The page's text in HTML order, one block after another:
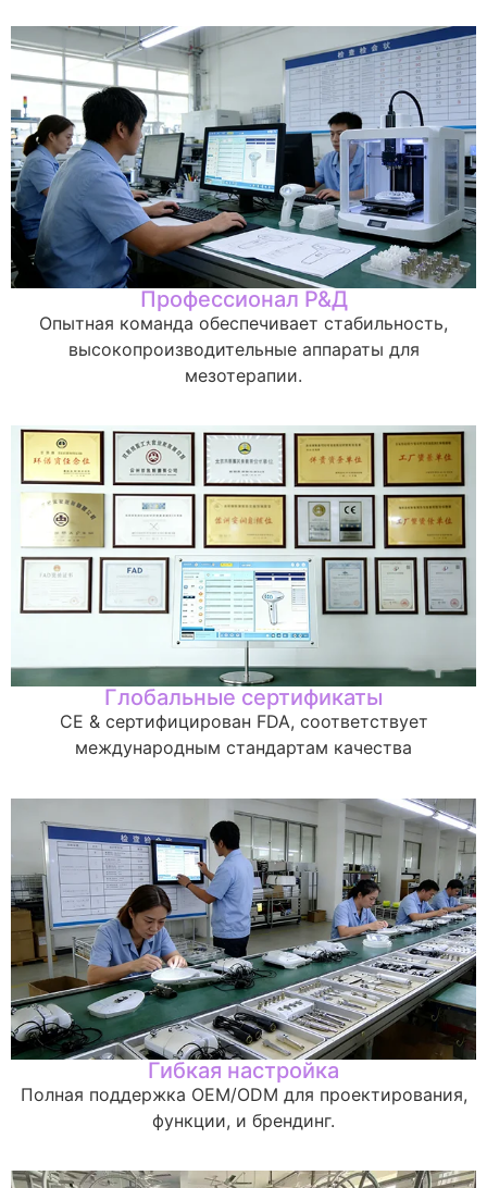
Профессионал Р&Д
Опытная команда обеспечивает стабильность,
высокопроизводительные аппараты для
мезотерапии.
Глобальные сертификаты
CE & сертифицирован FDA, соответствует
международным стандартам качества
Гибкая настройка
Полная поддержка OEM/ODM для проектирования,
функции, и брендинг.